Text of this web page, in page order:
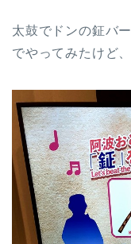
太鼓でドンの鉦バ
でやってみたけど